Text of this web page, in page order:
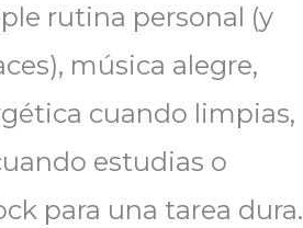
rutina personal (y
música alegre,
cuando limpias,
estudias o
para una tarea dura.